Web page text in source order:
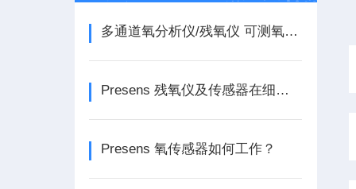
多通道氧分析仪/残氧仪 可测氧气,PH(酸碱度）
Presens 残氧仪及传感器在细胞和基因治疗领域的应用
Presens 氧传感器如何工作？